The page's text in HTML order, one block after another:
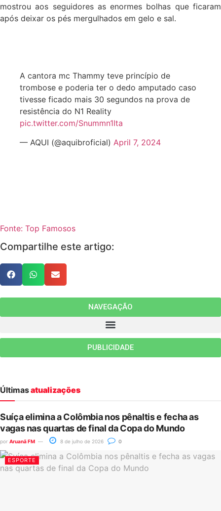
mostrou aos seguidores as enormes bolhas que ficaram
após deixar os pés mergulhados em gelo e sal.
A cantora mc Thammy teve princípio de
trombose e poderia ter o dedo amputado caso
tivesse ficado mais 30 segundos na prova de
resistência do N1 Reality
pic.twitter.com/Snummn1Ita
— AQUI (@aquibroficial) April 7, 2024
Fonte: Top Famosos
Compartilhe este artigo:
NAVEGAÇÃO
PUBLICIDADE
Últimasatualizações
Suíça elimina a Colômbia nos pênaltis e fecha as
vagas nas quartas de final da Copa do Mundo
por Aruanã FM 8 de julho de 2026 0
ESPORTE